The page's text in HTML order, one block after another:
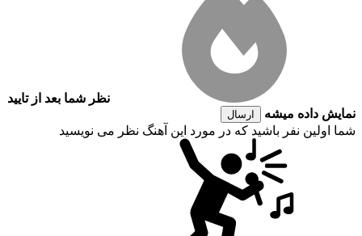
نظر شما بعد از تایید
نمایش داده میشه
ارسال
شما اولین نفر باشید که در مورد این آهنگ نظر می نویسید